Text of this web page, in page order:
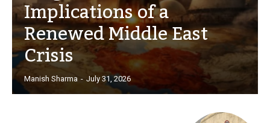
Implications of a
Renewed Middle East
Crisis
Manish Sharma - July 31, 2026